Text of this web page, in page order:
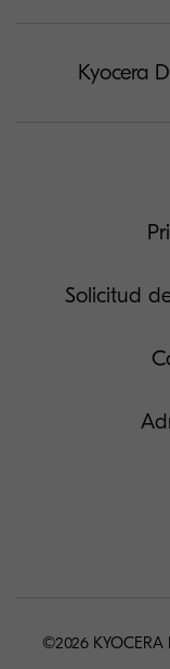
Kyocera
Solicitud
©2026 KYOCERA